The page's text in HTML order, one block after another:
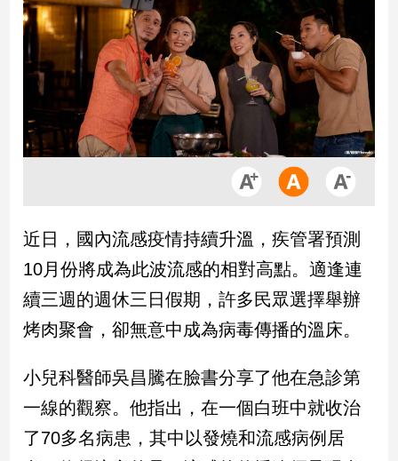
股
市
房
地
產
品
政
治
政
治
焦
品
點
民
調
近日，國內流感疫情持續升溫，疾管署預測
10月份將成為此波流感的相對高點。適逢連
續三週的週休三日假期，許多民眾選擇舉辦
烤肉聚會，卻無意中成為病毒傳播的溫床。
小兒科醫師吳昌騰在臉書分享了他在急診第
一線的觀察。他指出，在一個白班中就收治
了70多名病患，其中以發燒和流感病例居